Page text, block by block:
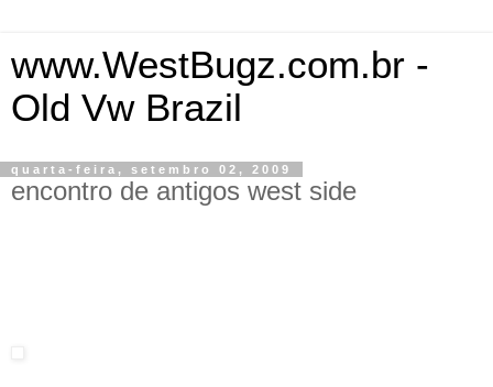
www.WestBugz.com.br -
Old Vw Brazil
quarta-feira, setembro 02, 2009
encontro de antigos west side